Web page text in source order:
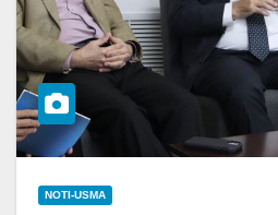
NOTI-USMA